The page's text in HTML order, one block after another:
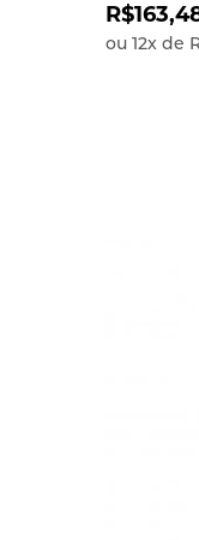
ou 12x de